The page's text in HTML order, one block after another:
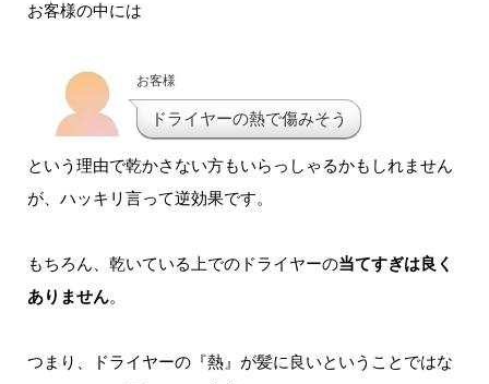
お客様の中には
お客様
ドライヤーの熱で傷みそう
という理由で乾かさない方もいらっしゃるかもしれません
が、ハッキリ言って逆効果です。
もちろん、乾いている上でのドライヤーの当てすぎは良く
ありません。
つまり、ドライヤーの『熱』が髪に良いということではな